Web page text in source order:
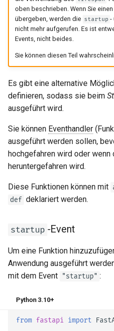
oben beschrieben. Wenn Sie einen
übergeben, werden die startup -
nicht mehr aufgerufen. Es ist
Events, nicht beides.
Sie können diesen Teil
Es gibt eine alternative
definieren, sodass sie beim
ausgeführt wird.
Sie können Eventhandler
ausgeführt werden sollen,
hochgefahren wird oder wenn
heruntergefahren wird.
Diese Funktionen können mit
def deklariert werden.
startup -Event
Um eine Funktion
Anwendung ausgeführt
mit dem Event "startup" :
Python 3.10+
from fastapi import